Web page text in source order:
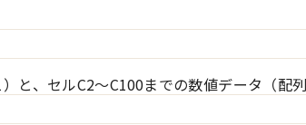
と、セルC2～C100までの数値データ（配列